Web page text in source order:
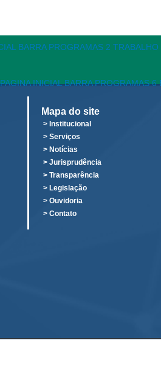
Mapa do site
> Institucional
> Serviços
> Notícias
> Jurisprudência
> Transparência
> Legislação
> Ouvidoria
> Contato